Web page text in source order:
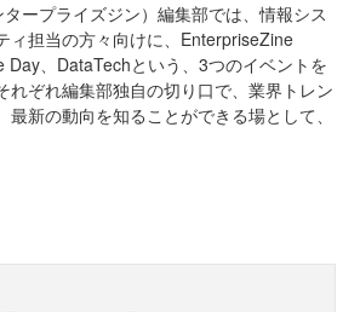
ープライズジン）編集部では、情報シス
ィ担当の方々向けに、EnterpriseZine
Day、DataTechという、3つのイベントを
れぞれ編集部独自の切り口で、業界トレン
最新の動向を知ることができる場として、